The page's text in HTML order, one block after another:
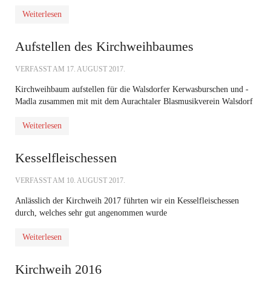
Weiterlesen
Aufstellen des Kirchweihbaumes
VERFASST AM 17. AUGUST 2017.
Kirchweihbaum aufstellen für die Walsdorfer Kerwasburschen und -
Madla zusammen mit mit dem Aurachtaler Blasmusikverein Walsdorf
Weiterlesen
Kesselfleischessen
VERFASST AM 10. AUGUST 2017.
Anlässlich der Kirchweih 2017 führten wir ein Kesselfleischessen
durch, welches sehr gut angenommen wurde
Weiterlesen
Kirchweih 2016